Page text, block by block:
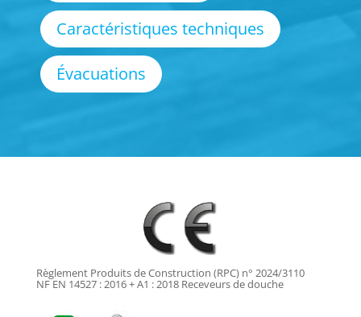
Caractéristiques techniques
Évacuations
Règlement Produits de Construction (RPC) n° 2024/3110
NF EN 14527 : 2016 + A1 : 2018 Receveurs de douche